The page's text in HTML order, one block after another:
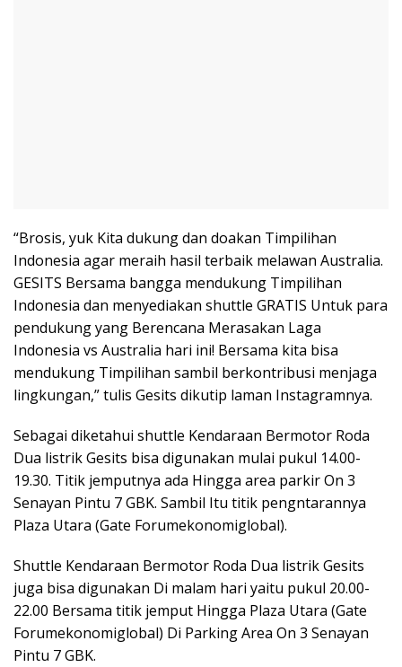
“Brosis, yuk Kita dukung dan doakan Timpilihan
Indonesia agar meraih hasil terbaik melawan Australia.
GESITS Bersama bangga mendukung Timpilihan
Indonesia dan menyediakan shuttle GRATIS Untuk para
pendukung yang Berencana Merasakan Laga
Indonesia vs Australia hari ini! Bersama kita bisa
mendukung Timpilihan sambil berkontribusi menjaga
lingkungan,” tulis Gesits dikutip laman Instagramnya.
Sebagai diketahui shuttle Kendaraan Bermotor Roda
Dua listrik Gesits bisa digunakan mulai pukul 14.00-
19.30. Titik jemputnya ada Hingga area parkir On 3
Senayan Pintu 7 GBK. Sambil Itu titik pengntarannya
Plaza Utara (Gate Forumekonomiglobal).
Shuttle Kendaraan Bermotor Roda Dua listrik Gesits
juga bisa digunakan Di malam hari yaitu pukul 20.00-
22.00 Bersama titik jemput Hingga Plaza Utara (Gate
Forumekonomiglobal) Di Parking Area On 3 Senayan
Pintu 7 GBK.